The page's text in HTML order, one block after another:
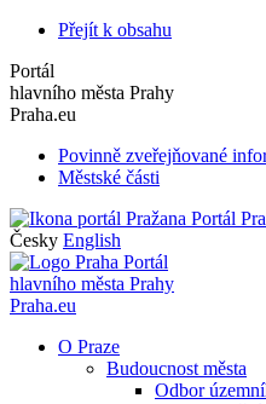
Přejít k obsahu
Portál
hlavního města Prahy
Praha.eu
Povinně zveřejňované
Městské části
Portál
Česky English
Portál
hlavního města Prahy
Praha.eu
O Praze
Budoucnost města
Odbor